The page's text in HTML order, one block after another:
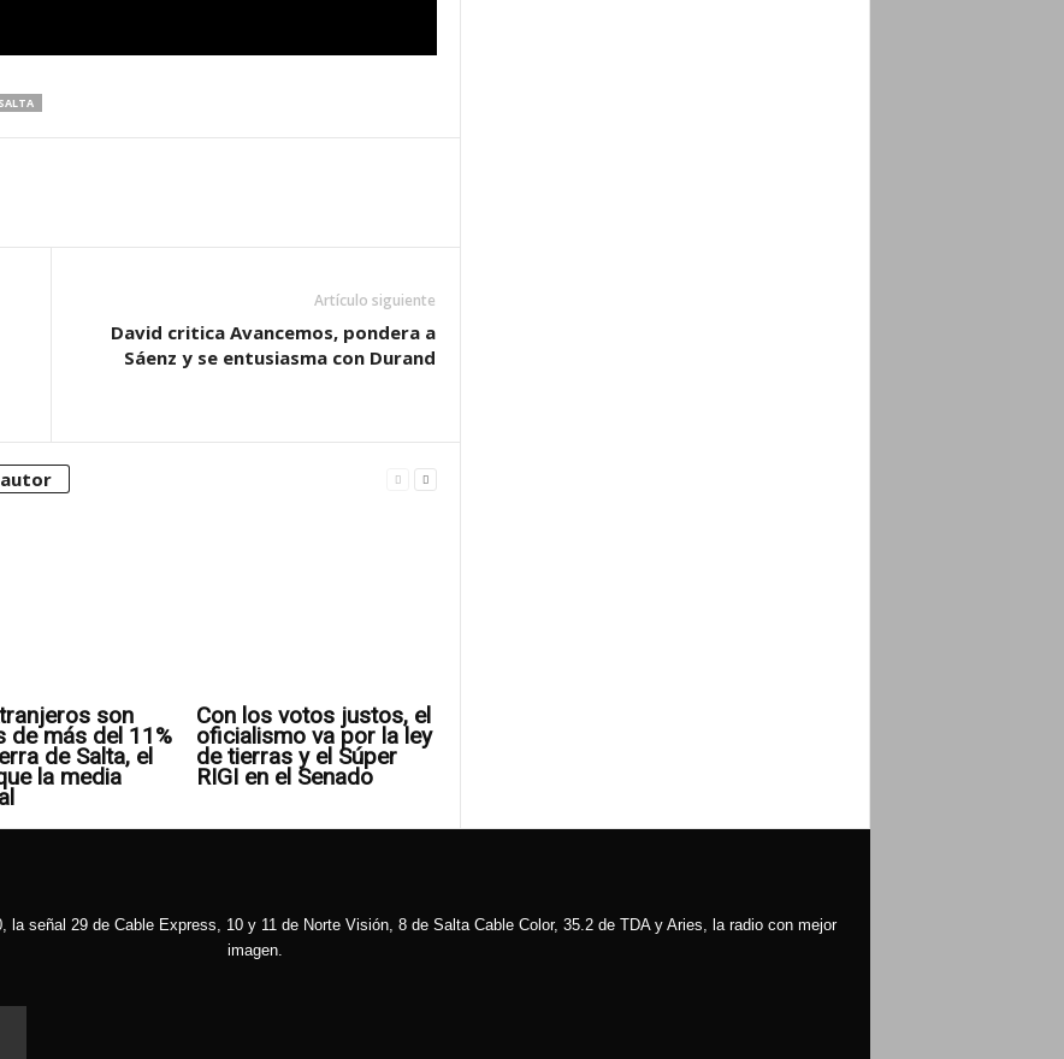
SALTA
Artículo siguiente
David critica Avancemos, pondera a
Sáenz y se entusiasma con Durand
son
de más del 11%
de Salta, el
la media
Con los votos justos, el
oficialismo va por la ley
de tierras y el Súper
RIGI en el Senado
señal 29 de Cable Express, 10 y 11 de Norte Visión, 8 de Salta Cable Color, 35.2 de TDA y Aries, la radio con mejor
imagen.